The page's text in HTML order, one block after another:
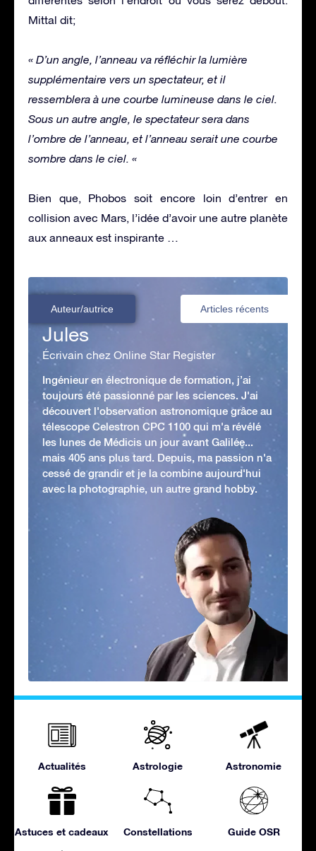
Mittal dit;
« D’un angle, l’anneau va réfléchir la lumière
supplémentaire vers un spectateur, et il
ressemblera à une courbe lumineuse dans le ciel.
Sous un autre angle, le spectateur sera dans
l’ombre de l’anneau, et l’anneau serait une courbe
sombre dans le ciel. «
Bien que, Phobos soit encore loin d’entrer en
collision avec Mars, l’idée d’avoir une autre planète
aux anneaux est inspirante …
Auteur/autrice Articles récents
Jules
Écrivain chez Online Star Register
Ingénieur en électronique de formation, j’ai
toujours été passionné par les sciences. J'ai
découvert l'observation astronomique grâce au
télescope Celestron CPC 1100 qui m'a révélé
les lunes de Médicis un jour avant Galilée...
mais 405 ans plus tard. Depuis, ma passion n'a
cessé de grandir et je la combine aujourd'hui
avec la photographie, un autre grand hobby.
Actualités Astrologie Astronomie
Astuces et cadeaux Constellations Guide OSR